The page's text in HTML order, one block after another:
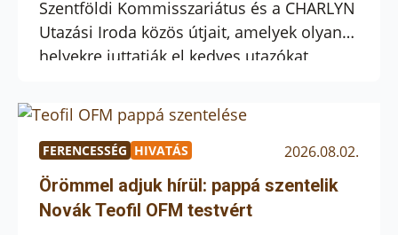
Szentföldi Kommisszariátus és a CHARLYN
Utazási Iroda közös útjait, amelyek olyan
helyekre juttatják el kedves utazókat,
bibliai gyökereihez vezetnek. Ezek a
zarándoklatok lehetőséget adnak arra,
hogy a hit és a történelem találkozásának
szent helyszínein töltekezzünk. Járjuk be
együtt a Szent Család egyiptomi
menedékének évezredes emlékhelyeit,
FERENCESSÉG HIVATÁS 2026.08.02.
Örömmel adjuk hírül: pappá szentelik
Novák Teofil OFM testvért